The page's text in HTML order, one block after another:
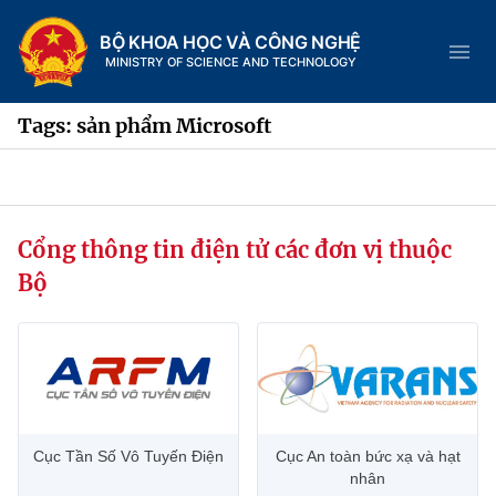
BỘ KHOA HỌC VÀ CÔNG NGHỆ
MINISTRY OF SCIENCE AND TECHNOLOGY
Trang chủ
Chức năng nhiệm vụ
Tin tức sự kiện
Hệ thống văn bản
Tags: sản phẩm Microsoft
Cổng thông tin điện tử các đơn vị thuộc
Bộ
Cục Tần Số Vô Tuyến Điện
Cục An toàn bức xạ và hạt
nhân